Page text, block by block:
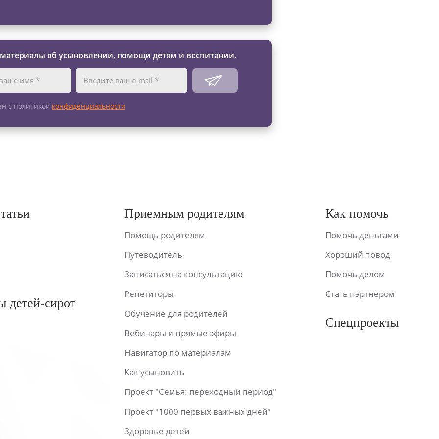
об усыновлении, помощи детям и воспитании.
с политикой конфиденциальности
детей-сирот
Приемным родителям
Помощь родителям
Путеводитель
Записаться на консультацию
Репетиторы
Обучение для родителей
Вебинары и прямые эфиры
Навигатор по материалам
Как усыновить
Проект "Семья: переходный период"
Проект "1000 первых важных дней"
Здоровье детей
Как помочь
Помочь деньгами
Хороший повод
Помочь делом
Стать партнером
Спецпроекты